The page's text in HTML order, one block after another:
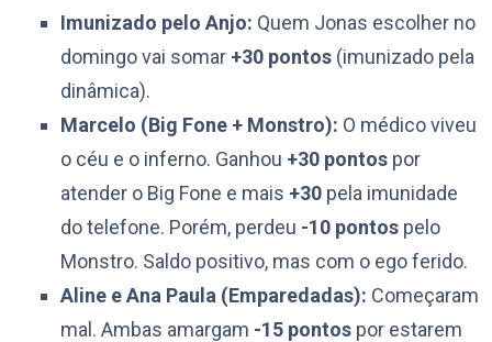
Imunizado pelo Anjo: Quem Jonas escolher no
domingo vai somar +30 pontos (imunizado pela
dinâmica).
Marcelo (Big Fone + Monstro): O médico viveu
o céu e o inferno. Ganhou +30 pontos por
atender o Big Fone e mais +30 pela imunidade
do telefone. Porém, perdeu -10 pontos pelo
Monstro. Saldo positivo, mas com o ego ferido.
Aline e Ana Paula (Emparedadas): Começaram
mal. Ambas amargam -15 pontos por estarem